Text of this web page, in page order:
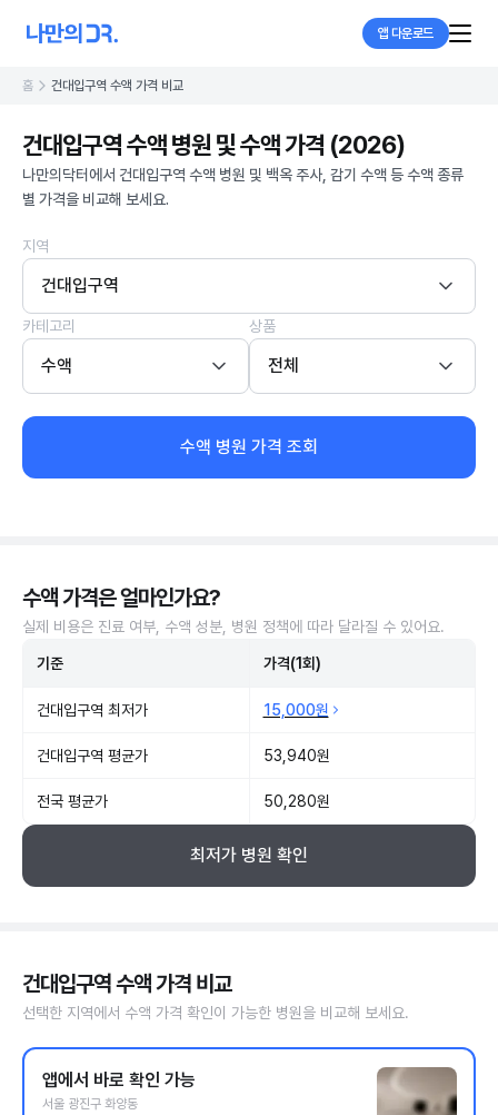
앱 다운로드
홈 건대입구역 수액 가격 비교
건대입구역 수액 병원 및 수액 가격 (2026)
나만의닥터에서 건대입구역 수액 병원 및 백옥 주사, 감기 수액 등 수액 종류
별 가격을 비교해 보세요.
지역
건대입구역
카테고리
수액
상품
전체
수액 병원 가격 조회
수액 가격은 얼마인가요?
실제 비용은 진료 여부, 수액 성분, 병원 정책에 따라 달라질 수 있어요.
기준 가격(1회)
건대입구역 최저가 15,000원
건대입구역 평균가 53,940원
전국 평균가 50,280원
최저가 병원 확인
건대입구역 수액 가격 비교
선택한 지역에서 수액 가격 확인이 가능한 병원을 비교해 보세요.
앱에서 바로 확인 가능
서울 광진구 화양동